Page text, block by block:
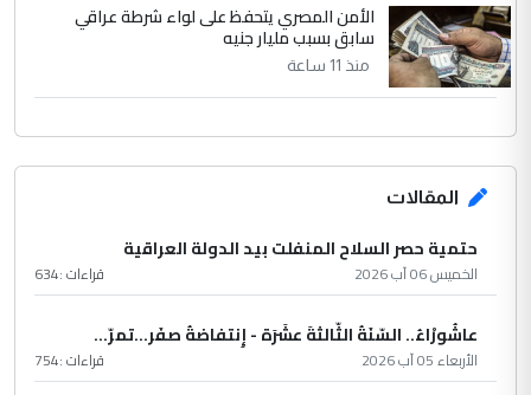
الأمن المصري يتحفظ على لواء شرطة عراقي
سابق بسبب مليار جنيه
منذ 11 ساعة
المقالات
حتمية حصر السلاح المنفلت بيد الدولة العراقية
الخميس 06 آب 2026 قراءات :634
عاشُورْاءُ.. السّنَةُ الثّالثةَ عشَرَة - إِنتفاضةُ صفَر…تمرّ...
الأربعاء 05 آب 2026 قراءات :754